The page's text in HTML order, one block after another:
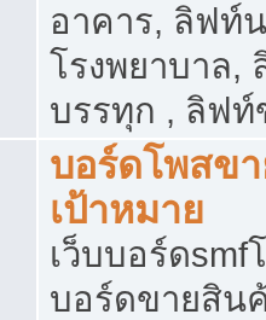
อาคาร, ลิฟท์
โรงพยาบาล,
บรรทุก , ลิฟท์
บอร์ดโพสข
เป้าหมาย
เว็บบอร์ดsmf
บอร์ดขายสิน